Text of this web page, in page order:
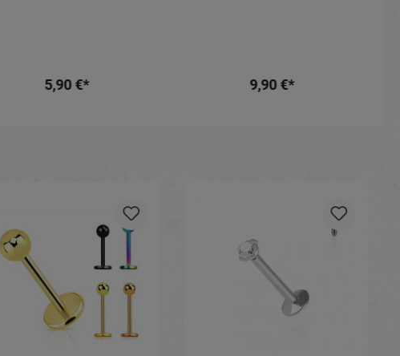
5,90 €* 9,90 €*